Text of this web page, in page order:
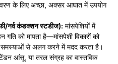
के लिए अच्छा, अक्सर आघात में उपयोग
नर्व कंडक्शन स्टडीज): मांसपेशियों में
गति को मापता है—मांसपेशी विकारों को
समस्याओं से अलग करने में मदद करता है।
आंसू, या तरल संग्रह का वास्तविक